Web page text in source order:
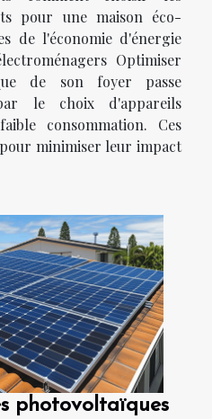
pour une maison éco-
de l'économie d'énergie
Optimiser
de son foyer passe
le choix d'appareils
consommation. Ces
minimiser leur impact
photovoltaïques